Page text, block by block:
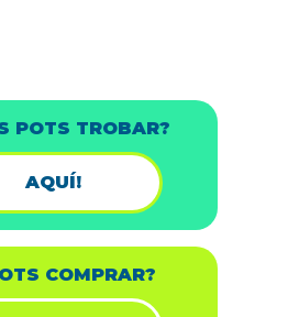
POTS TROBAR?
AQUÍ!
COMPRAR?